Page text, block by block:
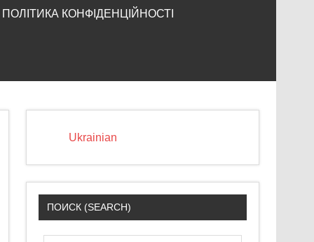
ПОЛІТИКА КОНФІДЕНЦІЙНОСТІ
Ukrainian
ПОИСК (SEARCH)